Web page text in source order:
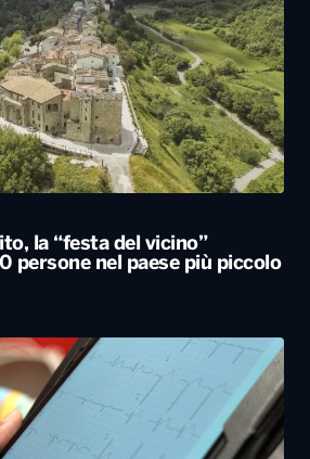
la “festa del vicino”
persone nel paese più piccolo